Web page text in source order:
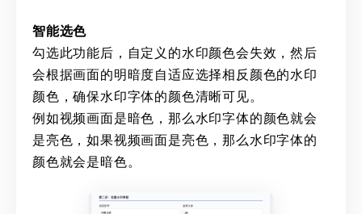
智能选色
勾选此功能后，自定义的水印颜色会失效，然后
会根据画面的明暗度自适应选择相反颜色的水印
颜色，确保水印字体的颜色清晰可见。
例如视频画面是暗色，那么水印字体的颜色就会
是亮色，如果视频画面是亮色，那么水印字体的
颜色就会是暗色。